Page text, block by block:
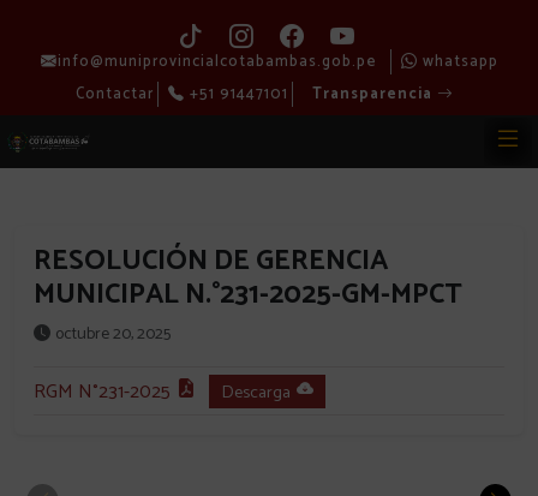
info@muniprovincialcotabambas.gob.pe
whatsapp
Contactar
+51 91447101 Transparencia
RESOLUCIÓN DE GERENCIA
MUNICIPAL N.°231-2025-GM-MPCT
octubre 20, 2025
RGM N°231-2025 Descarga